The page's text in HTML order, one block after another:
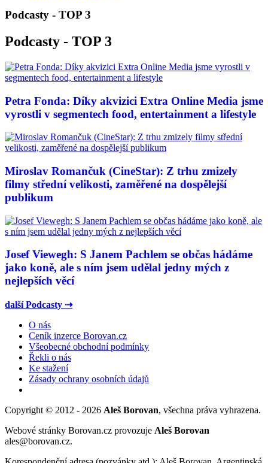
Podcasty - TOP 3
Podcasty - TOP 3
Petra Fonda: Díky akvizici Extra Online Media jsme
vyrostli v segmentech food, entertainment a lifestyle
Miroslav Romančuk (CineStar): Z trhu zmizely
filmy střední velikosti, zaměřené na dospělejší
publikum
Josef Viewegh: S Janem Pachlem se občas hádáme
jako koně, ale s ním jsem udělal jedny mých z
nejlepších věcí
další Podcasty ⇢
O nás
Ceník inzerce Borovan.cz
Všeobecné obchodní podmínky
Řekli o nás
Ke stažení
Zásady ochrany osobních údajů
Copyright © 2012 - 2026 Aleš Borovan, všechna práva vyhrazena.
Webové stránky Borovan.cz provozuje Aleš Borovan
ales@borovan.cz.